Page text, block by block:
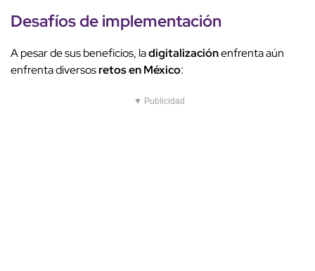
Desafíos de implementación
A pesar de sus beneficios, ladigitalizaciónenfrenta aún
enfrenta diversosretos en México:
▼ Publicidad